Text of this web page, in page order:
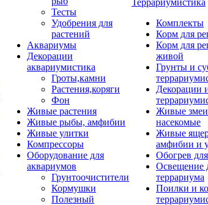
Тесты
Удобрения для
растений
Аквариумы
Декорации
аквариумистика
Гроты,камни
Растения,коряги
Фон
Живые растения
Живые рыбы, амфибии
Живые улитки
Компрессоры
Оборудование для
аквариумов
Грунтоочистители
Кормушки
Полезный
Террариумистика
Комплекты
Корм для
Корм для
живой
Грунты и
Декорации
Живые
насекомые
Живые
амфибии и
Обогрев
Освещение
террариума
Поилки и